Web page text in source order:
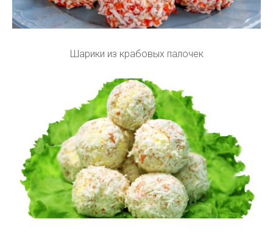
Шарики из крабовых палочек